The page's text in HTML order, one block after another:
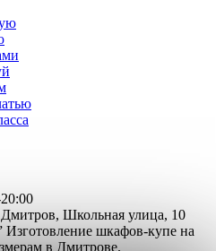
Дмитров, Школьная улица, 10
шкафов-купе на
в Дмитрове.